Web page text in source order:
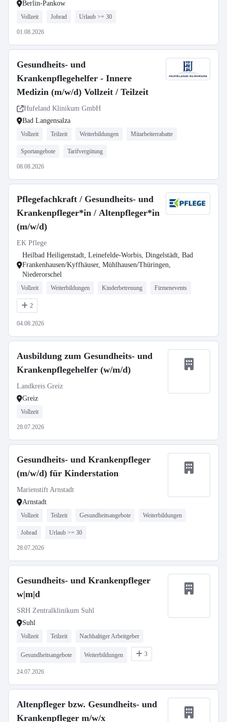
Berlin-Pankow
Vollzeit Jobrad Urlaub >= 30
01.08.2026
Gesundheits- und
Krankenpflegehelfer - Innere
Medizin (m/w/d) Vollzeit / Teilzeit
Hufeland Klinikum GmbH
Bad Langensalza
Vollzeit Teilzeit Weiterbildungen Mitarbeiterrabatte
Sportangebote Tarifvergütung
08.08.2026
Pflegefachkraft / Gesundheits- und
Krankenpfleger*in / Altenpfleger*in
(m/w/d)
EK Pflege
Heilbad Heiligenstadt, Leinefelde-Worbis, Dingelstädt, Bad
Frankenhausen/Kyffhäuser, Mühlhausen/Thüringen,
Niederorschel
Vollzeit Weiterbildungen Kinderbetreuung Firmenevents
2
04.08.2026
Ausbildung zum Gesundheits- und
Krankenpflegehelfer (w/m/d)
Landkreis Greiz
Greiz
Vollzeit
28.07.2026
Gesundheits- und Krankenpfleger
(m/w/d) für Kinderstation
Marienstift Arnstadt
Arnstadt
Vollzeit Teilzeit Gesundheitsangebote Weiterbildungen
Jobrad Urlaub >= 30
28.07.2026
Gesundheits- und Krankenpfleger
w|m|d
SRH Zentralklinikum Suhl
Suhl
Vollzeit Teilzeit Nachhaltiger Arbeitgeber
Gesundheitsangebote Weiterbildungen 3
24.07.2026
Altenpfleger bzw. Gesundheits- und
Krankenpfleger m/w/x